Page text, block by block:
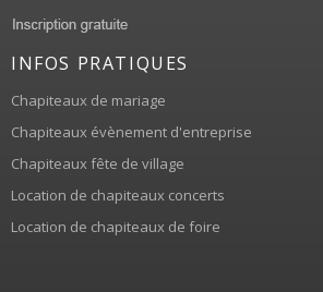
INFOS PRATIQUES
Chapiteaux de mariage
Chapiteaux évènement d'entreprise
Chapiteaux fête de village
Location de chapiteaux concerts
Location de chapiteaux de foire